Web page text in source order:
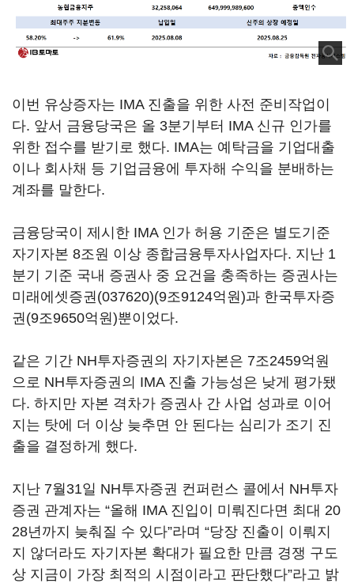
이번 유상증자는 IMA 진출을 위한 사전 준비작업이
다. 앞서 금융당국은 올 3분기부터 IMA 신규 인가를
위한 접수를 받기로 했다. IMA는 예탁금을 기업대출
이나 회사채 등 기업금융에 투자해 수익을 분배하는
계좌를 말한다.
금융당국이 제시한 IMA 인가 허용 기준은 별도기준
자기자본 8조원 이상 종합금융투자사업자다. 지난 1
분기 기준 국내 증권사 중 요건을 충족하는 증권사는
미래에셋증권(037620)(9조9124억원)과 한국투자증
권(9조9650억원)뿐이었다.
같은 기간 NH투자증권의 자기자본은 7조2459억원
으로 NH투자증권의 IMA 진출 가능성은 낮게 평가됐
다. 하지만 자본 격차가 증권사 간 사업 성과로 이어
지는 탓에 더 이상 늦추면 안 된다는 심리가 조기 진
출을 결정하게 했다.
지난 7월31일 NH투자증권 컨퍼런스 콜에서 NH투자
증권 관계자는 “올해 IMA 진입이 미뤄진다면 최대 20
28년까지 늦춰질 수 있다”라며 “당장 진출이 이뤄지
지 않더라도 자기자본 확대가 필요한 만큼 경쟁 구도
상 지금이 가장 최적의 시점이라고 판단했다”라고 밝